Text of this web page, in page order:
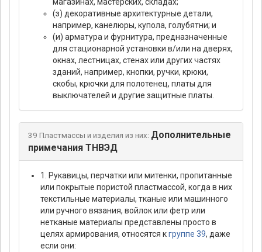
(з) декоративные архитектурные детали,
например, канелюры, купола, голубятни; и
(и) арматура и фурнитура, предназначенные
для стационарной установки в/или на дверях,
окнах, лестницах, стенах или других частях
зданий, например, кнопки, ручки, крюки,
скобы, крючки для полотенец, платы для
выключателей и другие защитные платы.
39 Пластмассы и изделия из них: Дополнительные
примечания ТНВЭД
1. Рукавицы, перчатки или митенки, пропитанные
или покрытые пористой пластмассой, когда в них
текстильные материалы, тканые или машинного
или ручного вязания, войлок или фетр или
нетканые материалы представлены просто в
целях армирования, относятся кгруппе 39, даже
если они: